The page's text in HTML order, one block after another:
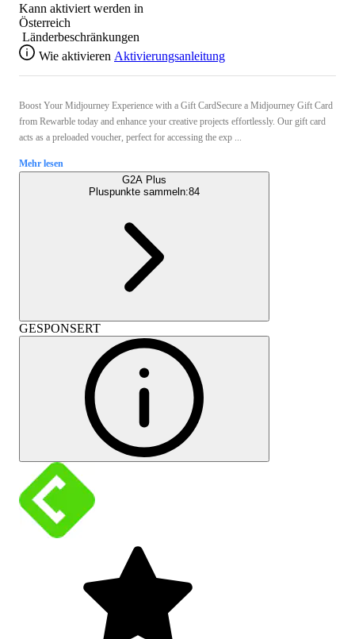
Kann aktiviert werden in
Österreich
Länderbeschränkungen
Wie aktivieren Aktivierungsanleitung
Boost Your Midjourney Experience with a Gift CardSecure a Midjourney Gift Card
from Rewarble today and enhance your creative projects effortlessly. Our gift card
acts as a preloaded voucher, perfect for accessing the exp ...
Mehr lesen
G2A Plus
Pluspunkte sammeln:84
GESPONSERT